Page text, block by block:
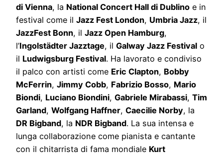
di Vienna, la National Concert Hall di Dublino e in
festival come il Jazz Fest London, Umbria Jazz, il
JazzFest Bonn, il Jazz Open Hamburg,
l’Ingolstädter Jazztage, il Galway Jazz Festival o
il Ludwigsburg Festival. Ha lavorato e condiviso
il palco con artisti come Eric Clapton, Bobby
McFerrin, Jimmy Cobb, Fabrizio Bosso, Mario
Biondi, Luciano Biondini, Gabriele Mirabassi, Tim
Garland, Wolfgang Haffner, Caecilie Norby, la
DR Bigband, la NDR Bigband. La sua intensa e
lunga collaborazione come pianista e cantante
con il chitarrista di fama mondiale Kurt